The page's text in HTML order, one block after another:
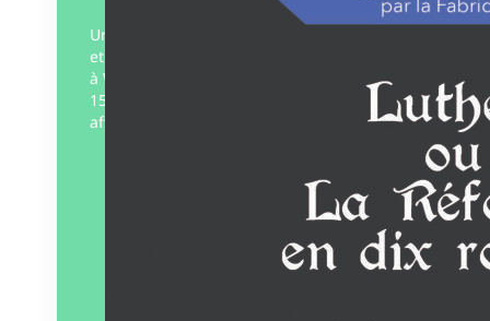
Une rencontre fictive entre Martin Luther
et le vendeur d’indulgences Johann Tetzel
à Wittenberg la veille de la Toussaint
1517, le jour où Luther est censé avoir
affiché…
La Fabrique du livre